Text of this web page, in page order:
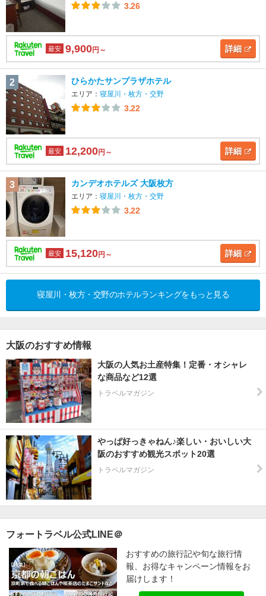
3.26
最安 9,900円～ 詳細
2 ひらかたサンプラザホテル
エリア： 寝屋川・枚方・交野
3.22
最安 12,200円～ 詳細
3 カンデオホテルズ 大阪枚方
エリア： 寝屋川・枚方・交野
3.22
最安 15,120円～ 詳細
寝屋川・枚方・交野のホテルランキングをもっと見る
大阪のおすすめ情報
大阪の人気お土産特集！定番・オシャレ
な商品など12選
トラベルマガジン
やっぱ好っきゃねん♪楽しい・おいしい大
阪のおすすめ観光スポット20選
トラベルマガジン
フォートラベル公式LINE＠
おすすめの旅行記や旬な旅行情
報、お得なキャンペーン情報をお
届けします！